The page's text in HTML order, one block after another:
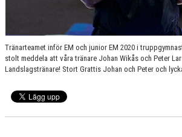
Tränarteamet inför EM och junior EM 2020 i
stolt meddela att våra tränare Johan Wikås och Peter
Landslagstränare! Stort Grattis Johan och Peter och